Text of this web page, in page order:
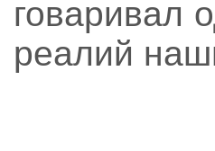
говаривал
реалий